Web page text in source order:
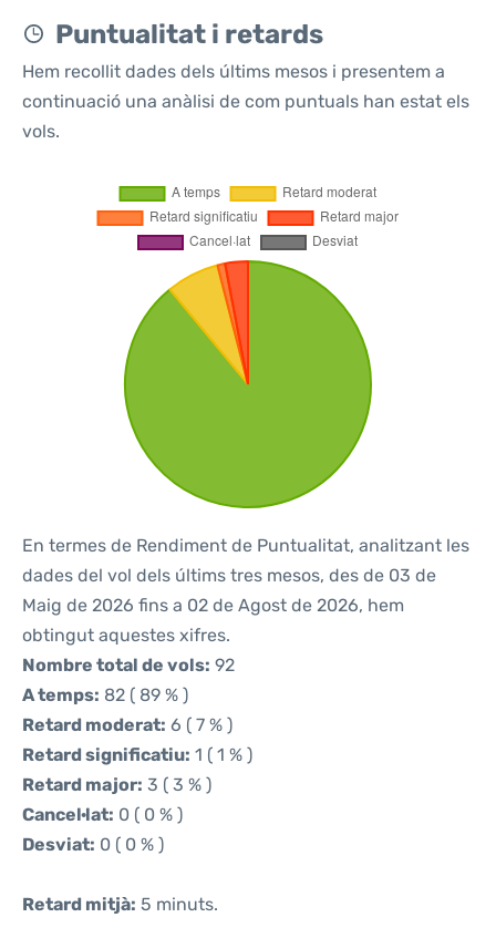
Puntualitat i retards
Hem recollit dades dels últims mesos i presentem a
continuació una anàlisi de com puntuals han estat els
vols.
En termes de Rendiment de Puntualitat, analitzant les
dades del vol dels últims tres mesos, des de 03 de
Maig de 2026 fins a 02 de Agost de 2026, hem
obtingut aquestes xifres.
Nombre total de vols: 92
A temps: 82 ( 89 % )
Retard moderat: 6 ( 7 % )
Retard significatiu: 1 ( 1 % )
Retard major: 3 ( 3 % )
Cancel·lat: 0 ( 0 % )
Desviat: 0 ( 0 % )
Retard mitjà: 5 minuts.